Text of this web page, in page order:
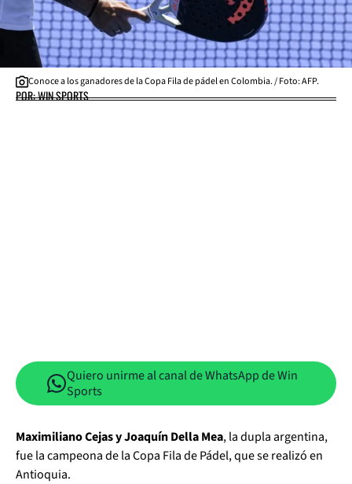
Conoce a los ganadores de la Copa Fila de pádel en Colombia. / Foto: AFP.
POR: WIN SPORTS
Quiero unirme al canal de WhatsApp de Win
Sports
Maximiliano Cejas y Joaquín Della Mea, la dupla argentina,
fue la campeona de la Copa Fila de Pádel, que se realizó en
Antioquia.